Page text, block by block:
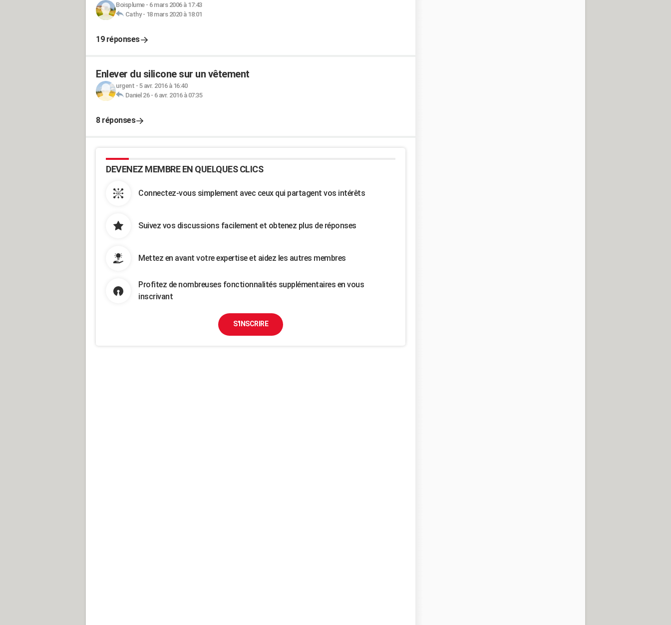
Boisplume- 6 mars 2006 à 17:43
Cathy- 18 mars 2020 à 18:01
19 réponses
Enlever du silicone sur un vêtement
urgent - 5 avr. 2016 à 16:40
Daniel 26- 6 avr. 2016 à 07:35
8 réponses
DEVENEZ MEMBRE EN QUELQUES CLICS
Connectez-vous simplement avec ceux qui partagent vos intérêts
Suivez vos discussions facilement et obtenez plus de réponses
Mettez en avant votre expertise et aidez les autres membres
Profitez de nombreuses fonctionnalités supplémentaires en vous
inscrivant
S'INSCRIRE